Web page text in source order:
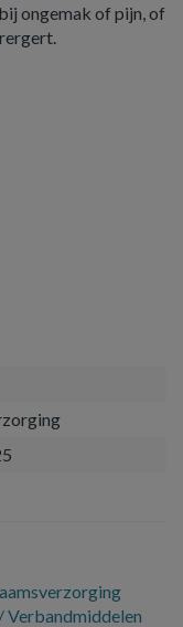
ongemak of pijn, of
Verbandmiddelen